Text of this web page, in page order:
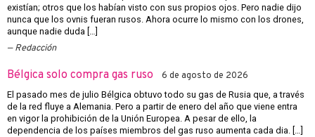
existían; otros que los habían visto con sus propios ojos. Pero nadie dijo
nunca que los ovnis fueran rusos. Ahora ocurre lo mismo con los drones,
aunque nadie duda […]
Redacción
Bélgica solo compra gas ruso 6 de agosto de 2026
El pasado mes de julio Bélgica obtuvo todo su gas de Rusia que, a través
de la red fluye a Alemania. Pero a partir de enero del año que viene entra
en vigor la prohibición de la Unión Europea. A pesar de ello, la
dependencia de los países miembros del gas ruso aumenta cada dia. […]